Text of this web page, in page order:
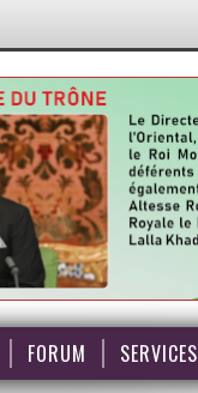
FORUM SERVICES